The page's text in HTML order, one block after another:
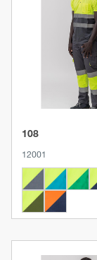
Produkt
108
12001